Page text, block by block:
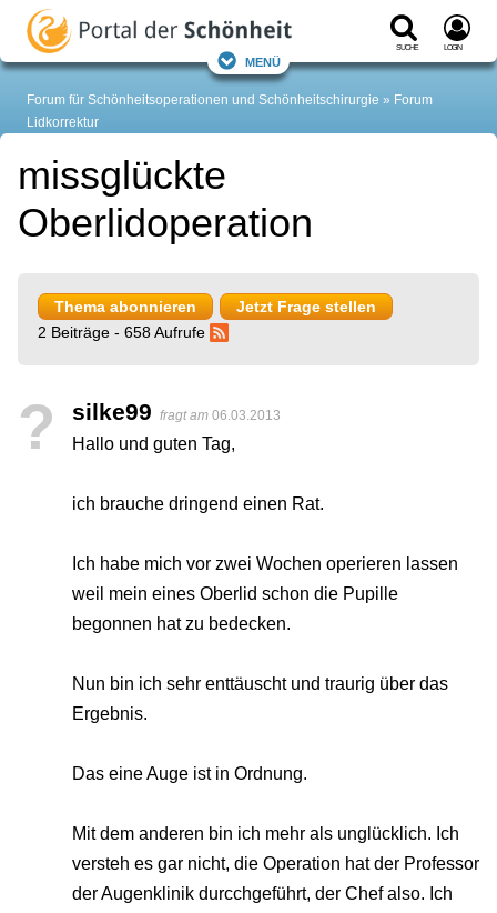
Suche Login
Menü
Forum für Schönheitsoperationen und Schönheitschirurgie
Forum
Lidkorrektur
missglückte
Oberlidoperation
Thema abonnieren
Jetzt Frage stellen
2 Beiträge - 658 Aufrufe
? silke99 fragt am 06.03.2013
Hallo und guten Tag,
ich brauche dringend einen Rat.
Ich habe mich vor zwei Wochen operieren lassen
weil mein eines Oberlid schon die Pupille
begonnen hat zu bedecken.
Nun bin ich sehr enttäuscht und traurig über das
Ergebnis.
Das eine Auge ist in Ordnung.
Mit dem anderen bin ich mehr als unglücklich. Ich
versteh es gar nicht, die Operation hat der Professor
der Augenklinik durcchgeführt, der Chef also. Ich